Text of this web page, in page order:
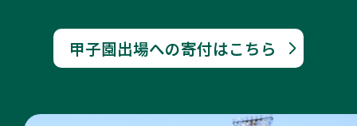
甲子園出場への寄付はこちら